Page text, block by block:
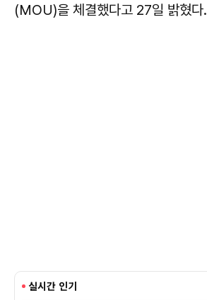
(MOU)을 체결했다고 27일 밝혔다.